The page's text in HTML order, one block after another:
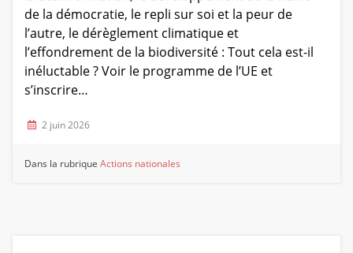
de la démocratie, le repli sur soi et la peur de
l’autre, le dérèglement climatique et
l’effondrement de la biodiversité : Tout cela est-il
inéluctable ? Voir le programme de l’UE et
s’inscrire…
2 juin 2026
Dans la rubriqueActions nationales